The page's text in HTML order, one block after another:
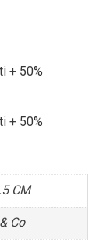
+ 50%
+ 50%
CM
Co